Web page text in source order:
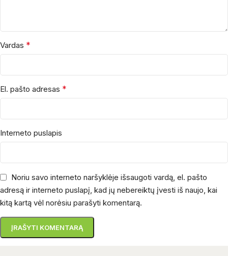
Vardas *
El. pašto adresas *
Interneto puslapis
Noriu savo interneto naršyklėje išsaugoti vardą, el. pašto
adresą ir interneto puslapį, kad jų nebereiktų įvesti iš naujo, kai
kitą kartą vėl norėsiu parašyti komentarą.